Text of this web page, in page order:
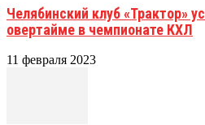
Челябинский клуб «Трактор»
овертайме в чемпионате КХЛ
11 февраля 2023